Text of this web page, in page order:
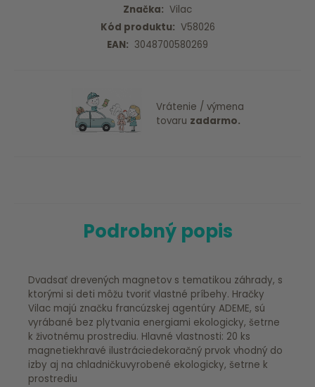
Značka: Vilac
Kód produktu: V58026
EAN: 3048700580269
Vrátenie / výmena
tovaru zadarmo.
Podrobný popis
Dvadsať drevených magnetov s tematikou záhrady, s
ktorými si deti môžu tvoriť vlastné príbehy. Hračky
Vilac majú značku francúzskej agentúry ADEME, sú
vyrábané bez plytvania energiami ekologicky, šetrne
k životnému prostrediu. Hlavné vlastnosti: 20 ks
magnetiekhravé ilustráciedekoračný prvok vhodný do
izby aj na chladničkuvyrobené ekologicky, šetrne k
prostrediu